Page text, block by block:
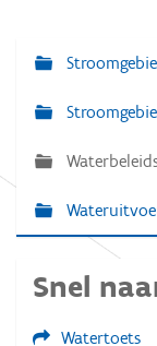
N
a
i
g
a
i
e
Snel
Watertoets